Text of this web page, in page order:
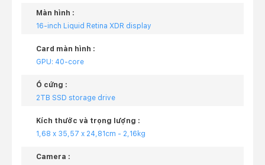
Màn hình :
16-inch Liquid Retina XDR display
Card màn hình :
GPU: 40-core
Ổ cứng :
2TB SSD storage drive
Kích thước và trọng lượng :
1,68 x 35,57 x 24,81cm - 2,16kg
Camera :